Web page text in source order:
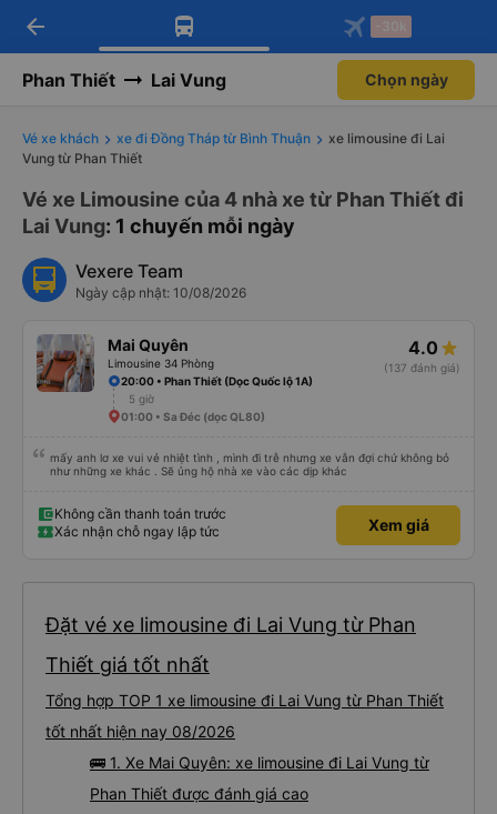
Tải app Vexere ngay!
Nhận ưu đãi thành viên độc
Mở app
Tải app Vexere
-30k/ghế khi đặt vé máy bay qua
Mở app
arrow_back -30k
Phan Thiết Lai Vung Chọn ngày
Vé xe khách xe đi Đồng Tháp từ Bình Thuận
xe limousine đi Lai
Vung từ Phan Thiết
Vé xe Limousine của 4 nhà xe từ Phan Thiết đi
Lai Vung: 1 chuyến mỗi ngày
Vexere Team
Ngày cập nhật: 10/08/2026
Mai Quyên
Limousine 34 Phòng
4.0
(137 đánh giá)
20:00 • Phan Thiết (Dọc Quốc lộ 1A)
5 giờ
01:00 • Sa Đéc (dọc QL80)
mấy anh lơ xe vui vẻ nhiệt tình , mình đi trễ nhưng xe vẫn đợi chứ không bỏ
như những xe khác . Sẽ ủng hộ nhà xe vào các dịp khác
Không cần thanh toán trước
Xác nhận chỗ ngay lập tức
Xem giá
Đặt vé xe limousine đi Lai Vung từ Phan
Thiết giá tốt nhất
Tổng hợp TOP 1 xe limousine đi Lai Vung từ Phan Thiết
tốt nhất hiện nay 08/2026
🚌 1. Xe Mai Quyên: xe limousine đi Lai Vung từ
Phan Thiết được đánh giá cao